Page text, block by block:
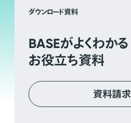
ダウンロード資料
BASEがよくわかる
お役立ち資料
資料請求